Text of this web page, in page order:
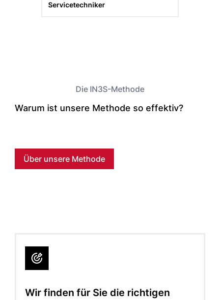
Servicetechniker
Die IN3S-Methode
Warum ist unsere Methode so effektiv?
Über unsere Methode
Wir finden für Sie die richtigen